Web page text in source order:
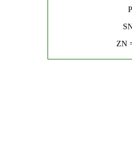
ZN